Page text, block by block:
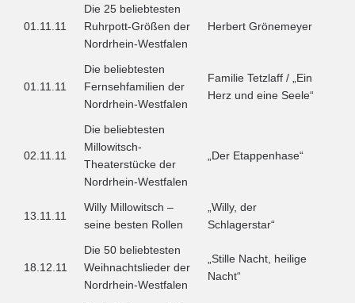
01.11.11
Die 25 beliebtesten
Ruhrpott-Größen der
Nordrhein-Westfalen
Herbert Grönemeyer
01.11.11
Die beliebtesten
Fernsehfamilien der
Nordrhein-Westfalen
Familie Tetzlaff / „Ein
Herz und eine Seele“
02.11.11
Die beliebtesten
Millowitsch-
Theaterstücke der
Nordrhein-Westfalen
„Der Etappenhase“
13.11.11
Willy Millowitsch –
seine besten Rollen
„Willy, der
Schlagerstar“
18.12.11
Die 50 beliebtesten
Weihnachtslieder der
Nordrhein-Westfalen
„Stille Nacht, heilige
Nacht“